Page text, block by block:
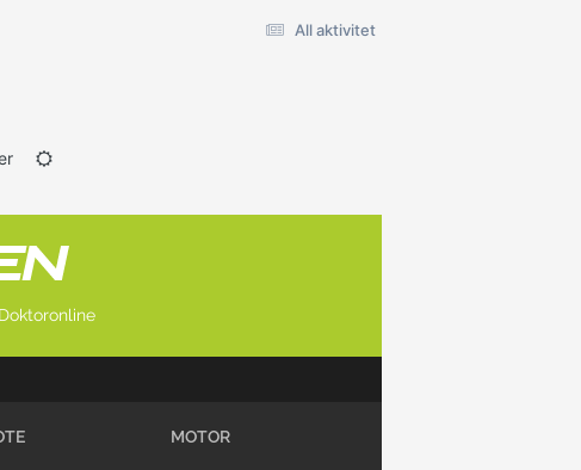
All aktivitet
Doktoronline
MOTOR